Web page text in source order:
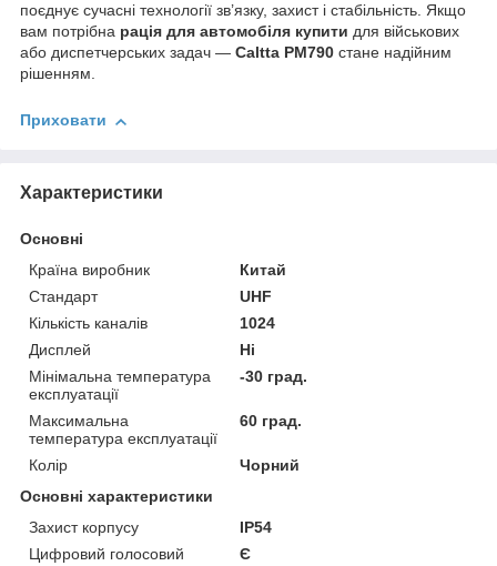
поєднує сучасні технології зв’язку, захист і стабільність. Якщо
вам потрібна рація для автомобіля купити для військових
або диспетчерських задач — Caltta PM790 стане надійним
рішенням.
Приховати
Характеристики
Основні
Країна виробник
Китай
Стандарт
UHF
Кількість каналів
1024
Дисплей
Ні
Мінімальна температура
експлуатації
-30 град.
Максимальна
температура експлуатації
60 град.
Колір
Чорний
Основні характеристики
Захист корпусу
IP54
Цифровий голосовий
Є